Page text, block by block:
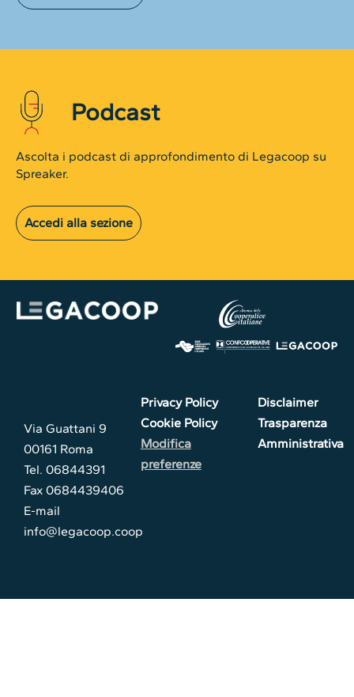
Podcast
Ascolta i podcast di approfondimento di Legacoop su
Spreaker.
Accedi alla sezione
Via Guattani 9
00161 Roma
Tel. 06844391
Fax 0684439406
E-mail
info@legacoop.coop
Privacy Policy
Cookie Policy
Modifica
preferenze
Disclaimer
Trasparenza
Amministrativa